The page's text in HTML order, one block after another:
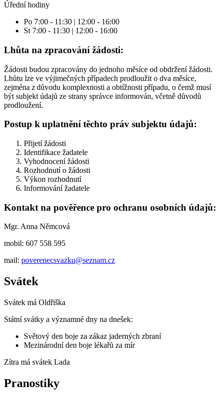
Úřední hodiny
Po 7:00 - 11:30 | 12:00 - 16:00
St 7:00 - 11:30 | 12:00 - 16:00
Lhůta na zpracování žádosti:
Žádosti budou zpracovány do jednoho měsíce od obdržení žádosti.
Lhůtu lze ve výjimečných případech prodloužit o dva měsíce,
zejména z důvodu komplexnosti a obtížnosti případu, o čemž musí
být subjekt údajů ze strany správce informován, včetně důvodů
prodloužení.
Postup k uplatnění těchto práv subjektu údajů:
Přijetí žádosti
Identifikace žadatele
Vyhodnocení žádosti
Rozhodnutí o žádosti
Výkon rozhodnutí
Informování žadatele
Kontakt na pověřence pro ochranu osobních údajů:
Mgr. Anna Němcová
mobil: 607 558 595
mail: poverenecsvazku@seznam.cz
Svátek
Svátek má Oldřiška
Státní svátky a významné dny na dnešek:
Světový den boje za zákaz jaderných zbraní
Mezinárodní den boje lékařů za mír
Zítra má svátek Lada
Pranostiky